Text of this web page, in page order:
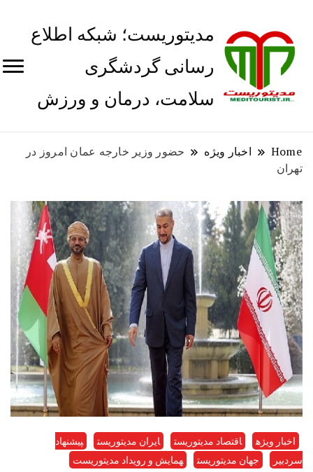
مدیتوریست؛ شبکه اطلاع
رسانی گردشگری
سلامت، درمان و ورزش
Home اخبار ویژه
حضور وزیر خارجه عمان امروز در
تهران
اخبار ویژه اقتصاد مدیتوریست ایران مدیتوریست
پیشنهاد
سردبیر
جهان مدیتوریست همایش و رویداد مدیتوریست